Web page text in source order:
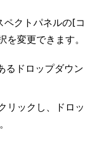
ペクトパネルの[コ
を変更できます。
るドロップダウン
リックし、ドロッ